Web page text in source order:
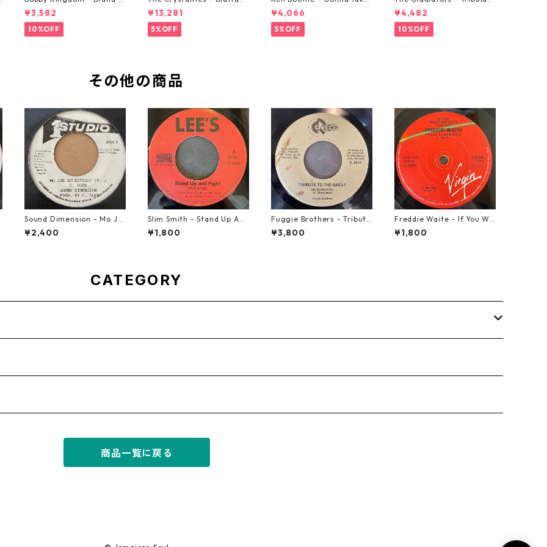
ew Automobile【7-2088
9】
¥3,582
10%OFF
【7-21293】
¥13,281
5%OFF
A Miracle【7-21362】
¥4,066
5%OFF
on【7-21365】
¥4,482
10%OFF
その他の商品
Sound Dimension - Mo Jo
e Rock Steady【7-21087】
¥2,400
Slim Smith - Stand Up And
Fight 【7-21832】
¥1,800
Fuggie Brothers - Tribute
To The Great【7-21765】
¥3,800
Freddie Waite - If You Wa
nt My Love【7-21943】
¥1,800
CATEGORY
商品一覧に戻る